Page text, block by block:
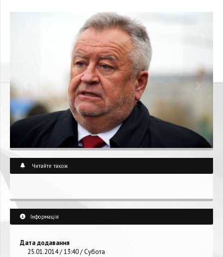
Читайте також
Інформація
Дата додавання
25.01.2014 / 13:40 / Субота